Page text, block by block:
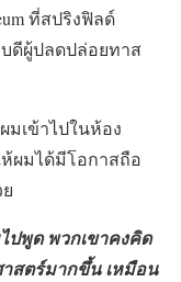
ที่สปริงฟิลด์
ดีผู้ปลดปล่อยทาส
เข้าไปในห้อง
ผมได้มีโอกาสถือ
ปพูด พวกเขาคงคิด
สตร์มากขึ้น เหมือน